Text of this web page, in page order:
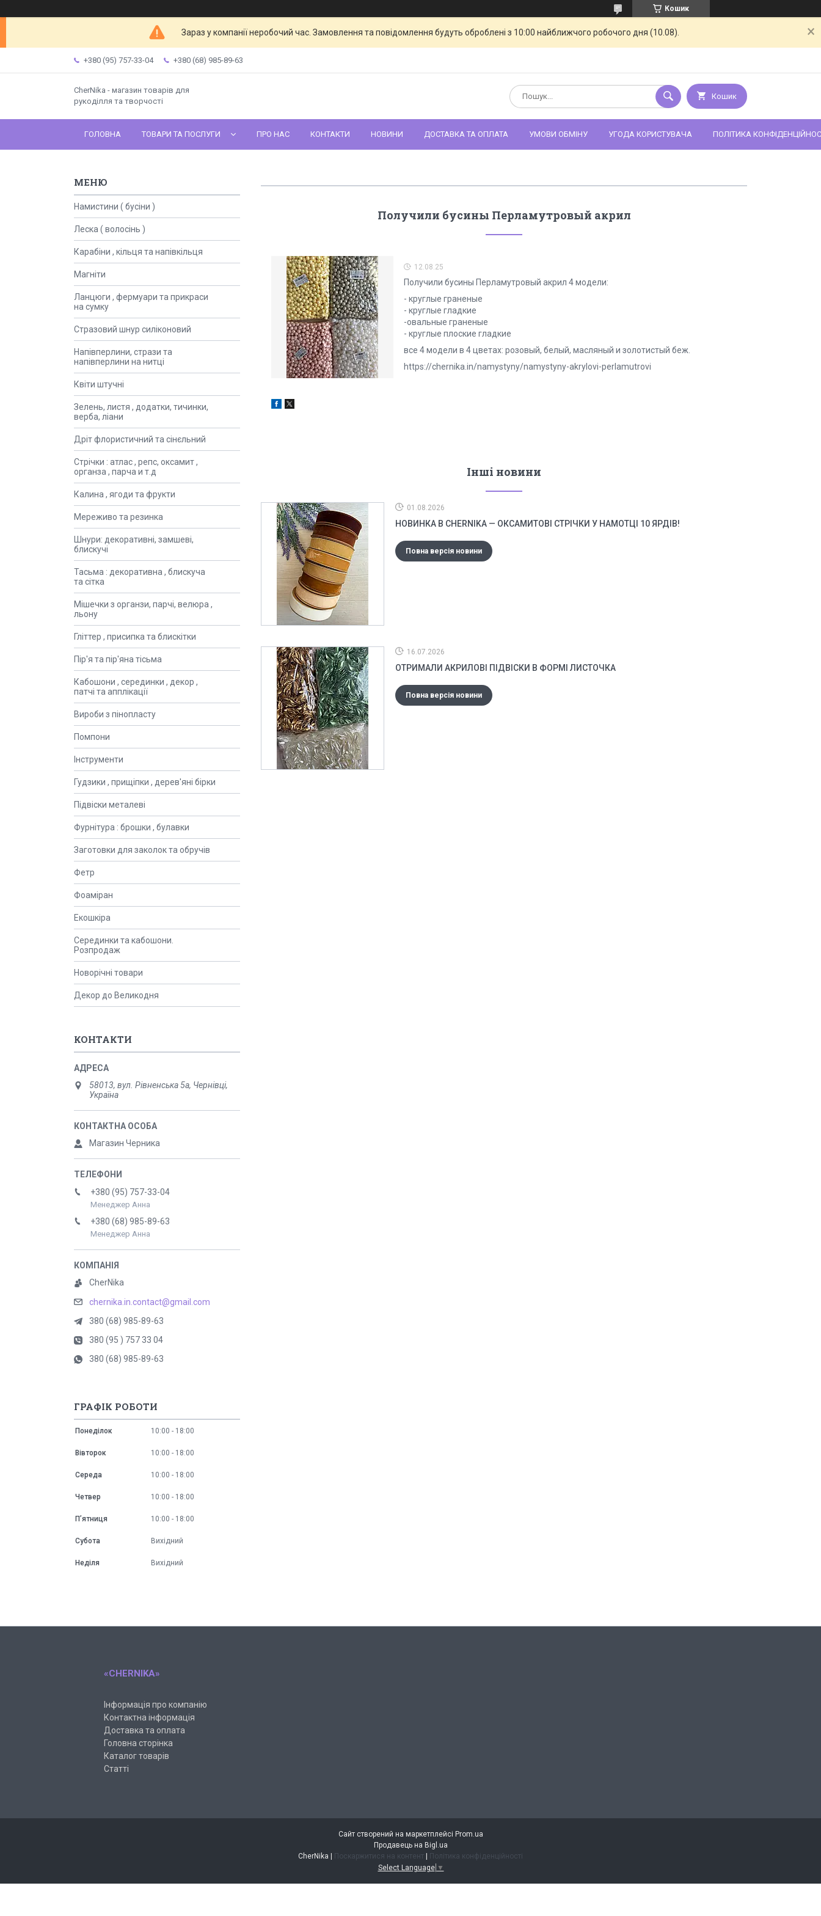
Кошик
Зараз у компанії неробочий час. Замовлення та повідомлення будуть оброблені з 10:00 найближчого робочого дня (10.08).
+380 (95) 757-33-04 +380 (68) 985-89-63
CherNika - магазин товарів для
рукоділля та творчості
Кошик
ГОЛОВНА ТОВАРИ ТА ПОСЛУГИ ПРО НАС КОНТАКТИ НОВИНИ ДОСТАВКА ТА ОПЛАТА УМОВИ ОБМІНУ УГОДА КОРИСТУВАЧА ПОЛІТИКА
Получили бусины Перламутровый акрил
12.08.25
Получили бусины Перламутровый акрил 4 модели:
- круглые граненые
- круглые гладкие
-овальные граненые
- круглые плоские гладкие
все 4 модели в 4 цветах: розовый, белый, масляный и золотистый беж.
https://chernika.in/namystyny/namystyny-akrylovi-perlamutrovi
Інші новини
01.08.2026
НОВИНКА В CHERNIKA — ОКСАМИТОВІ СТРІЧКИ У НАМОТЦІ 10 ЯРДІВ!
Повна версія новини
16.07.2026
ОТРИМАЛИ АКРИЛОВІ ПІДВІСКИ В ФОРМІ ЛИСТОЧКА
Повна версія новини
Намистини ( бусіни )
Леска ( волосінь )
Карабіни , кільця та напівкільця
Магніти
Ланцюги , фермуари та прикраси
на сумку
Стразовий шнур силіконовий
Напівперлини, стрази та
напівперлини на нитці
Квіти штучні
Зелень, листя , додатки, тичинки,
верба, ліани
Дріт флористичний та сінєльний
Стрічки : атлас , репс, оксамит ,
органза , парча и т.д
Калина , ягоди та фрукти
Мереживо та резинка
Шнури: декоративні, замшеві,
блискучі
Тасьма : декоративна , блискуча
та сітка
Мішечки з органзи, парчі, велюра ,
льону
Гліттер , присипка та блискітки
Пір'я та пір'яна тісьма
Кабошони , серединки , декор ,
патчі та апплікації
Вироби з пінопласту
Помпони
Інструменти
Гудзики , прищіпки , дерев'яні бірки
Підвіски металеві
Фурнітура : брошки , булавки
Заготовки для заколок та обручів
Фетр
Фоаміран
Екошкіра
Серединки та кабошони.
Розпродаж
Новорічні товари
Декор до Великодня
КОНТАКТИ
58013, вул. Рівненська 5а, Чернівці,
Україна
Магазин Черника
+380 (95) 757-33-04
Менеджер Анна
+380 (68) 985-89-63
Менеджер Анна
CherNika
chernika.in.contact@gmail.com
380 (68) 985-89-63
380 (95 ) 757 33 04
380 (68) 985-89-63
ГРАФІК РОБОТИ
Понеділок 10:00 18:00
Вівторок 10:00 18:00
Середа 10:00 18:00
Четвер 10:00 18:00
Пʼятниця 10:00 18:00
Субота Вихідний
Неділя Вихідний
«CHERNIKA»
Інформація про компанію
Контактна інформація
Доставка та оплата
Головна сторінка
Каталог товарів
Статті
Сайт створений на маркетплейсі Prom.ua
Продавець на Bigl.ua
Поскаржитися на контент
Політика конфіденційності
Select Language ▼